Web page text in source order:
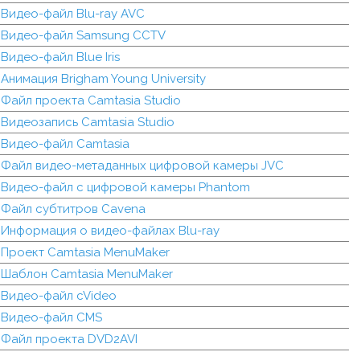
Видео-файл Blu-ray AVC
Видео-файл Samsung CCTV
Видео-файл Blue Iris
Анимация Brigham Young University
Файл проекта Camtasia Studio
Видеозапись Camtasia Studio
Видео-файл Camtasia
Файл видео-метаданных цифровой камеры JVC
Видео-файл с цифровой камеры Phantom
Файл субтитров Cavena
Информация о видео-файлах Blu-ray
Проект Camtasia MenuMaker
Шаблон Camtasia MenuMaker
Видео-файл cVideo
Видео-файл CMS
Файл проекта DVD2AVI